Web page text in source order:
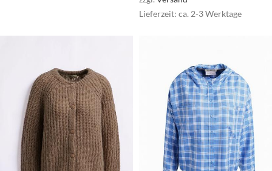
Lieferzeit: ca. 2-3 Werktage